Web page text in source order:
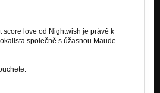
score love od Nightwish je právě k
společně s úžasnou Maude